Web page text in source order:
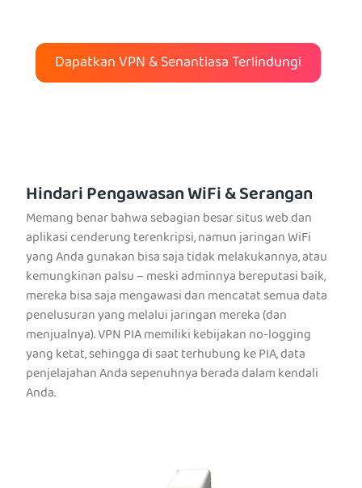
Dapatkan VPN & Senantiasa Terlindungi
Hindari Pengawasan WiFi & Serangan
Memang benar bahwa sebagian besar situs web dan
aplikasi cenderung terenkripsi, namun jaringan WiFi
yang Anda gunakan bisa saja tidak melakukannya, atau
kemungkinan palsu – meski adminnya bereputasi baik,
mereka bisa saja mengawasi dan mencatat semua data
penelusuran yang melalui jaringan mereka (dan
menjualnya). VPN PIA memiliki kebijakan no-logging
yang ketat, sehingga di saat terhubung ke PIA, data
penjelajahan Anda sepenuhnya berada dalam kendali
Anda.